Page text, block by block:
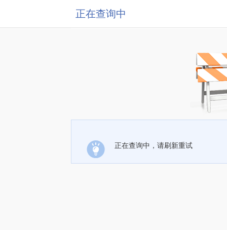
正在查询中
正在查询中，请刷新重试